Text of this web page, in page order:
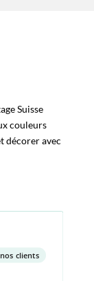
Suisse
couleurs
décorer avec
clients